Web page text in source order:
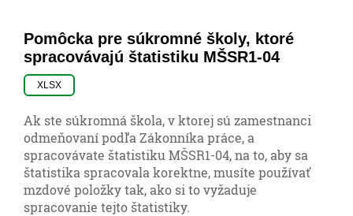
Pomôcka pre súkromné školy, ktoré
spracovávajú štatistiku MŠSR1-04
XLSX
Ak ste súkromná škola, v ktorej sú zamestnanci
odmeňovaní podľa Zákonníka práce, a
spracovávate štatistiku MŠSR1-04, na to, aby sa
štatistika spracovala korektne, musíte používať
mzdové položky tak, ako si to vyžaduje
spracovanie tejto štatistiky.